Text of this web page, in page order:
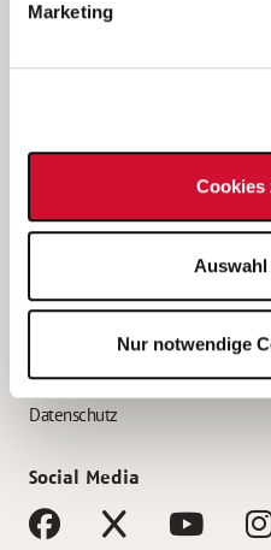
Marketing
Cookies
Nur notwendige
Bewerbung als
Bewerbung als Erzieher*in
AWO Gliederungen nach
Impressum
Datenschutz
Social Media